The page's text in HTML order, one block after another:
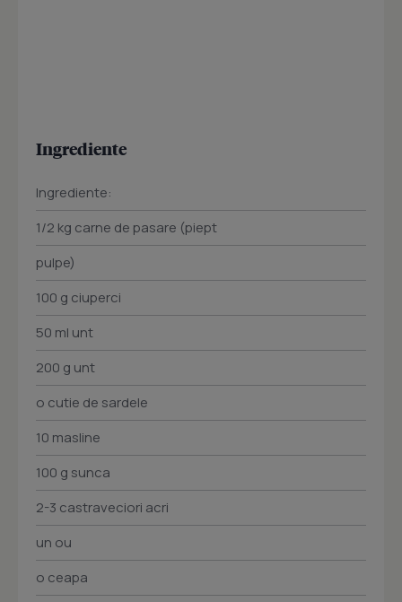
Ingrediente
Ingrediente:
1/2 kg carne de pasare (piept
pulpe)
100 g ciuperci
50 ml unt
200 g unt
o cutie de sardele
10 masline
100 g sunca
2-3 castraveciori acri
un ou
o ceapa